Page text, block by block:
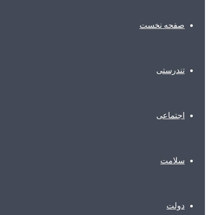
صفحه نخست
تندرستی
اجتماعی
سلامت
دولت